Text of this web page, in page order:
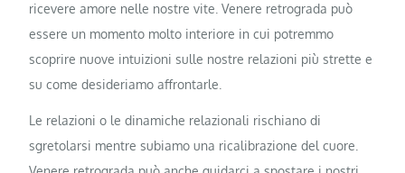
ricevere amore nelle nostre vite. Venere retrograda può
essere un momento molto interiore in cui potremmo
scoprire nuove intuizioni sulle nostre relazioni più strette e
su come desideriamo affrontarle.
Le relazioni o le dinamiche relazionali rischiano di
sgretolarsi mentre subiamo una ricalibrazione del cuore.